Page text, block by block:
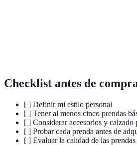
Checklist antes de
[ ] Definir mi estilo personal
[ ] Tener al menos cinco prendas
[ ] Considerar accesorios y calzado
[ ] Probar cada prenda antes de
[ ] Evaluar la calidad de las